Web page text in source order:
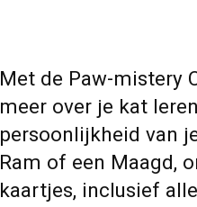
Met de Paw-mistery
meer over je kat
persoonlijkheid van
Ram of een Maagd,
kaartjes, inclusief